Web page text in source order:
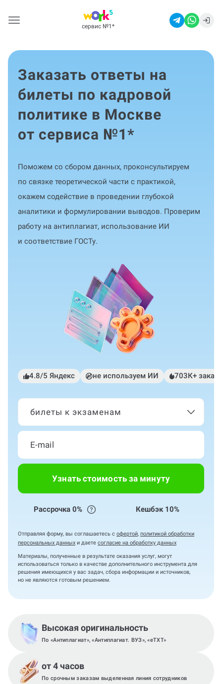
сервис №1 *
Заказать ответы на
билеты по кадровой
политике в Москве
от сервиса №1*
Поможем со сбором данных, проконсультируем
по связке теоретической части с практикой,
окажем содействие в проведении глубокой
аналитики и формулировании выводов. Проверим
работу на антиплагиат, использование ИИ
и соответствие ГОСТу.
4.8/5 Яндекс не используем ИИ 703К+
билеты к экзаменам
Узнать стоимость за минуту
Рассрочка 0% Кешбэк 10%
Отправляя форму, вы соглашаетесь с офертой, политикой обработки
персональных данных и даете согласие на обработку данных
Материалы, полученные в результате оказания услуг, могут
использоваться только в качестве дополнительного инструмента для
решения имеющихся у вас задач, сбора информации и источников,
но не являются готовым решением.
Высокая оригинальность
По «Антиплагиат», «Антиплагиат. ВУЗ», «eTXT»
от 4 часов
По срочным заказам выделенная линия сотрудников